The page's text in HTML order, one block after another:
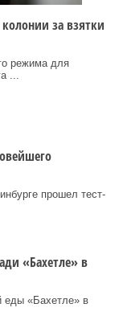
за взятки
режима для
...
прошел тест-
«Бахетле» в
еды «Бахетле» в